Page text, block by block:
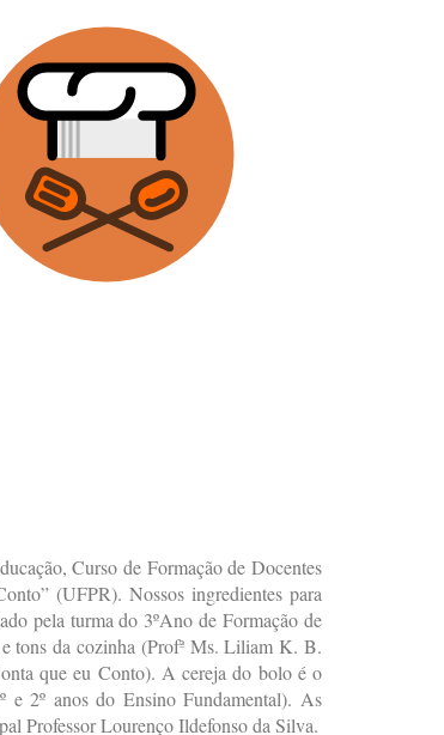
Curso de Formação de Docentes
(UFPR). Nossos ingredientes para
pela turma do 3ºAno de Formação de
tons da cozinha (Profª Ms. Liliam K. B.
que eu Conto). A cereja do bolo é o
e 2º anos do Ensino Fundamental). As
Professor Lourenço Ildefonso da Silva.